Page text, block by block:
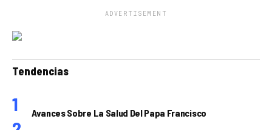
ADVERTISEMENT
Tendencias
Avances Sobre La Salud Del Papa Francisco